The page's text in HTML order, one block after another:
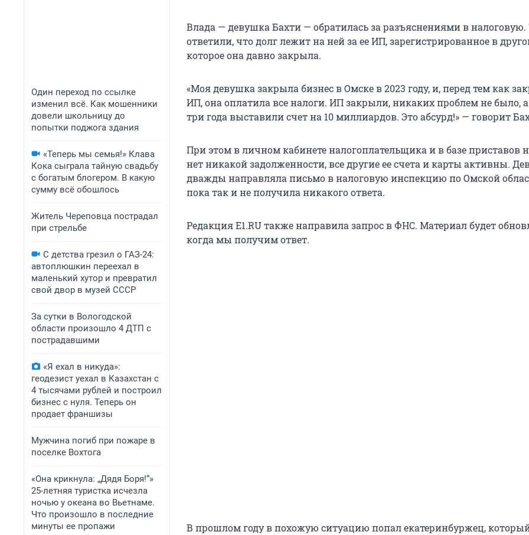
Один переход по ссылке
изменил всё. Как мошенники
довели школьницу до
попытки поджога здания
«Теперь мы семья!» Клава
Кока сыграла тайную свадьбу
с богатым блогером. В какую
сумму всё обошлось
Житель Череповца пострадал
при стрельбе
С детства грезил о ГАЗ-24:
автоплюшкин переехал в
маленький хутор и превратил
свой двор в музей СССР
За сутки в Вологодской
области произошло 4 ДТП с
пострадавшими
«Я ехал в никуда»:
геодезист уехал в Казахстан с
4 тысячами рублей и построил
бизнес с нуля. Теперь он
продает франшизы
Мужчина погиб при пожаре в
поселке Вохтога
«Она крикнула: „Дядя Боря!“»
25-летняя туристка исчезла
ночью у океана во Вьетнаме.
Что произошло в последние
минуты ее пропажи
Влада — девушка Бахти — обратилась за разъяснениями в
ответили, что долг лежит на ней за ее ИП, зарегистрированное в
которое она давно закрыла.
«Моя девушка закрыла бизнес в Омске в 2023 году, и, перед тем как
ИП, она оплатила все налоги. ИП закрыли, никаких проблем не было, а
три года выставили счет на 10 миллиардов. Это абсурд!» — говорит
При этом в личном кабинете налогоплательщика и в базе приставов
нет никакой задолженности, все другие ее счета и карты активны.
дважды направляла письмо в налоговую инспекцию по Омской
пока так и не получила никакого ответа.
Редакция E1.RU также направила запрос в ФНС. Материал будет
когда мы получим ответ.
В прошлом году в похожую ситуацию попал екатеринбуржец,